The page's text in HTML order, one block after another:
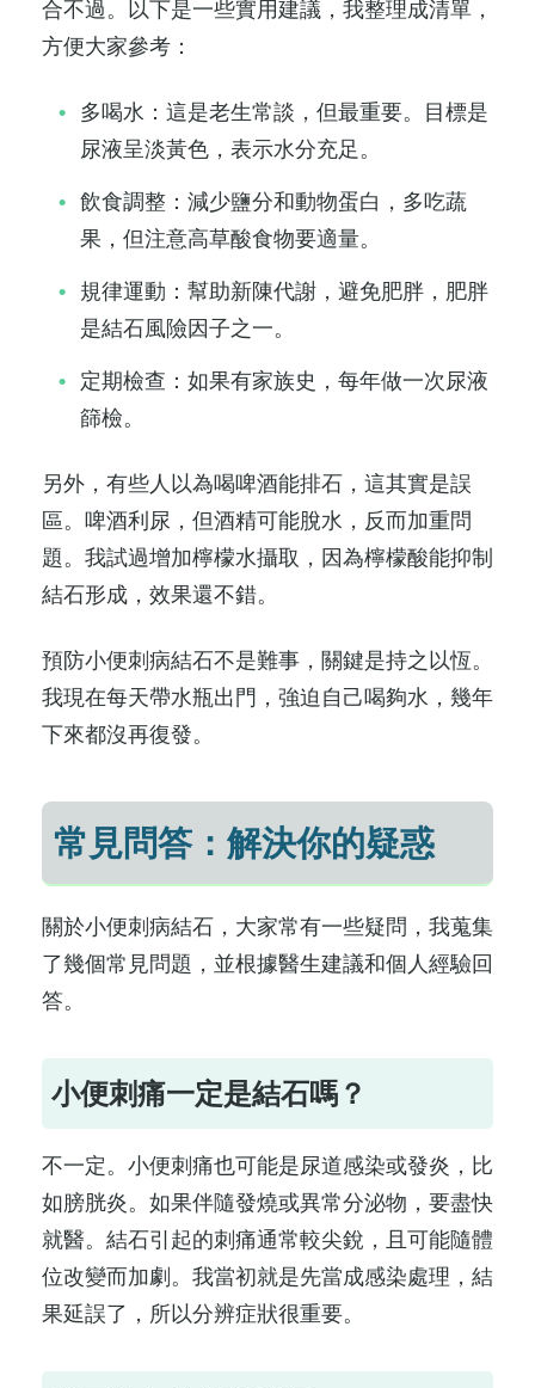
合不過。以下是一些實用建議，我整理成清單，
方便大家參考：
多喝水：這是老生常談，但最重要。目標是
尿液呈淡黃色，表示水分充足。
飲食調整：減少鹽分和動物蛋白，多吃蔬
果，但注意高草酸食物要適量。
規律運動：幫助新陳代謝，避免肥胖，肥胖
是結石風險因子之一。
定期檢查：如果有家族史，每年做一次尿液
篩檢。
另外，有些人以為喝啤酒能排石，這其實是誤
區。啤酒利尿，但酒精可能脫水，反而加重問
題。我試過增加檸檬水攝取，因為檸檬酸能抑制
結石形成，效果還不錯。
預防小便刺病結石不是難事，關鍵是持之以恆。
我現在每天帶水瓶出門，強迫自己喝夠水，幾年
下來都沒再復發。
常見問答：解決你的疑惑
關於小便刺病結石，大家常有一些疑問，我蒐集
了幾個常見問題，並根據醫生建議和個人經驗回
答。
小便刺痛一定是結石嗎？
不一定。小便刺痛也可能是尿道感染或發炎，比
如膀胱炎。如果伴隨發燒或異常分泌物，要盡快
就醫。結石引起的刺痛通常較尖銳，且可能隨體
位改變而加劇。我當初就是先當成感染處理，結
果延誤了，所以分辨症狀很重要。